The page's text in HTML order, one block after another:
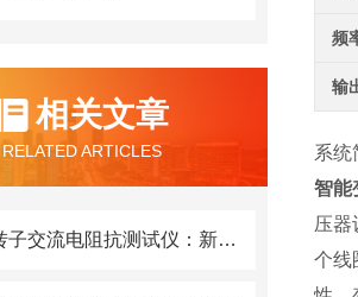
相关文章
RELATED ARTICLES
发电机转子交流电阻抗测试仪：新一代智能化测量仪器
频
输
系统
智能
压器
个线